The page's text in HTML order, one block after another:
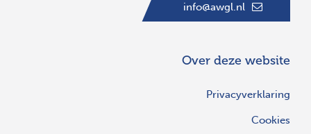
info@awgl.nl
Over deze website
Privacyverklaring
Cookies